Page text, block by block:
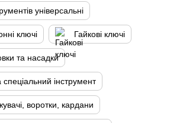
універсальні
ключі Гайкові ключі
та насадки
інструмент
воротки, кардани